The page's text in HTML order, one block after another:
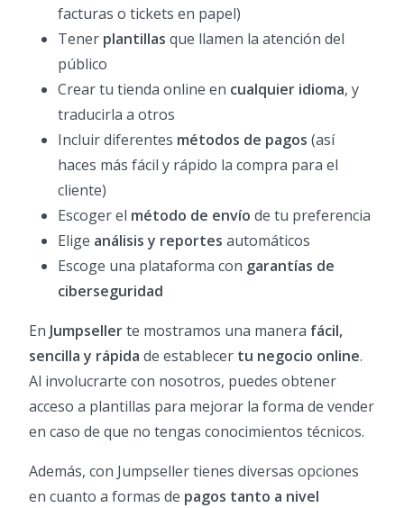
facturas o tickets en papel)
Tener plantillas que llamen la atención del
público
Crear tu tienda online en cualquier idioma, y
traducirla a otros
Incluir diferentes métodos de pagos (así
haces más fácil y rápido la compra para el
cliente)
Escoger el método de envío de tu preferencia
Elige análisis y reportes automáticos
Escoge una plataforma con garantías de
ciberseguridad
En Jumpsellerte mostramos una manera fácil,
sencilla y rápida de establecer tu negocio online.
Al involucrarte con nosotros, puedes obtener
acceso a plantillas para mejorar la forma de vender
en caso de que no tengas conocimientos técnicos.
Además, con Jumpseller tienes diversas opciones
en cuanto a formas de pagos tanto a nivel